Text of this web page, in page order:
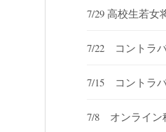
7/29 高校生若
7/22 コントラ
7/15 コントラ
7/8 オンライ